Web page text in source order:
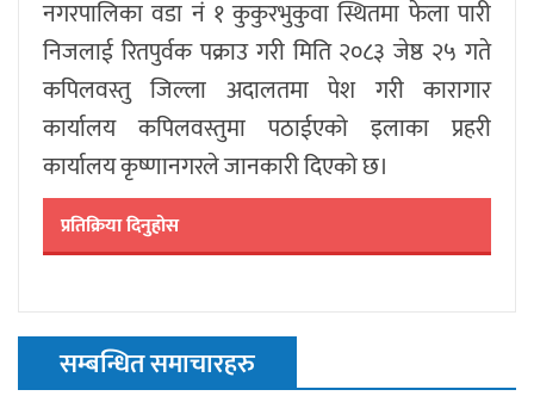
नगरपालिका वडा नं १ कुकुरभुकुवा स्थितमा फेला पारी
निजलाई रितपुर्वक पक्राउ गरी मिति २०८३ जेष्ठ २५ गते
कपिलवस्तु जिल्ला अदालतमा पेश गरी कारागार
कार्यालय कपिलवस्तुमा पठाईएको इलाका प्रहरी
कार्यालय कृष्णानगरले जानकारी दिएको छ।
प्रतिक्रिया दिनुहोस
सम्बन्धित समाचारहरु